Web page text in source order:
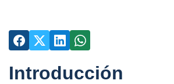
Introducción